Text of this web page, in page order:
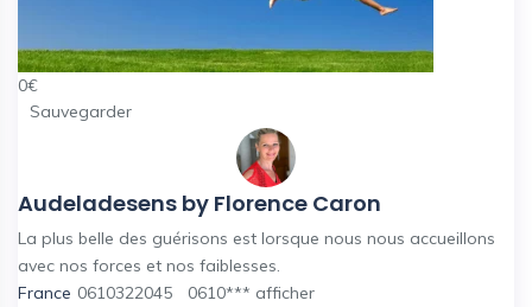
0€
Sauvegarder
Audeladesens by Florence Caron
La plus belle des guérisons est lorsque nous nous accueillons
avec nos forces et nos faiblesses.
France 0610322045 0610*** afficher